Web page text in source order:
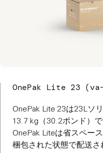
OnePak Lite 23
OnePak Lite 23は23Lソ
13.7 kg（30.2ポンド）
OnePak Liteは省スペー
梱包された状態で配送